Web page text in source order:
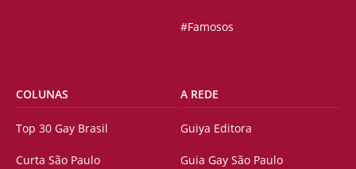
#Famosos
COLUNAS
Top 30 Gay Brasil
Curta São Paulo
A REDE
Guiya Editora
Guia Gay São Paulo